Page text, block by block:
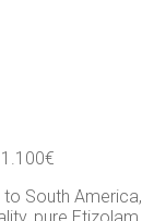
South America,